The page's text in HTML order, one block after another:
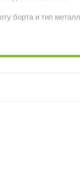
борта и тип